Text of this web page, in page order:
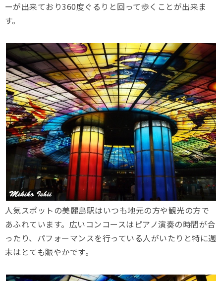
ーが出来ており360度ぐるりと回って歩くことが出来ま
す。
人気スポットの美麗島駅はいつも地元の方や観光の方で
あふれています。広いコンコースはピアノ演奏の時間が合
ったり、パフォーマンスを行っている人がいたりと特に週
末はとても賑やかです。